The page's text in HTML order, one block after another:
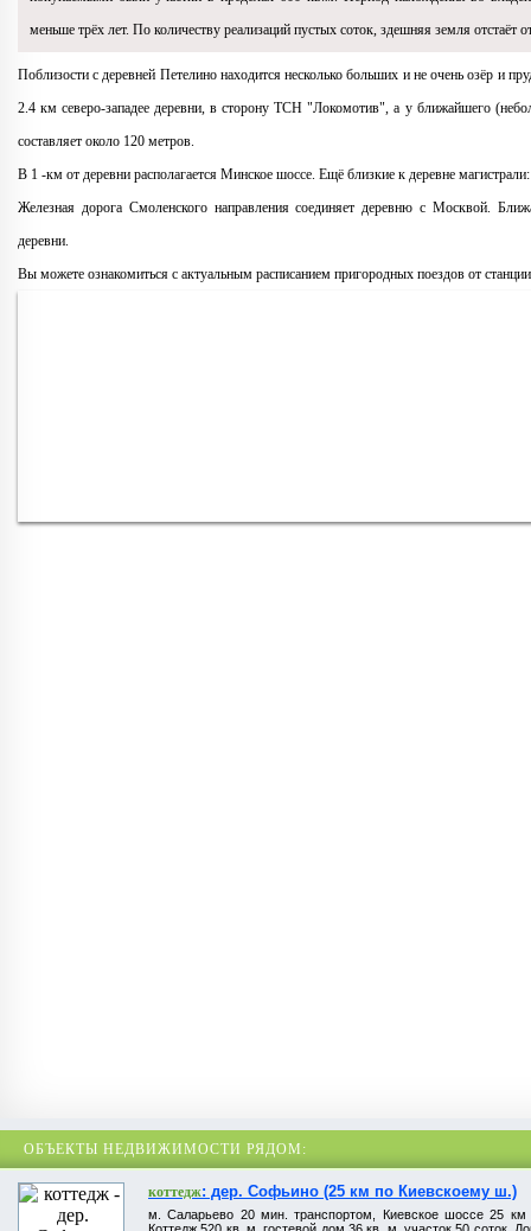
меньше трёх лет. По количеству реализаций пустых соток, здешняя земля отстаёт
Поблизости с деревней Петелино находится несколько больших и не очень озёр и
2.4 км северо-западее деревни, в сторону ТСН "Локомотив", a у ближайшего
составляет около 120 метров.
В 1 -км от деревни располагается Минское шоссе. Ещё близкие к деревне
Железная дорога Смоленского направления соединяет деревню с Москвой.
деревни.
Вы можете ознакомиться с актуальным расписанием пригородных поездов от
ОБЪЕКТЫ НЕДВИЖИМОСТИ РЯДОМ:
коттедж: дер. Софьино (25 км по Киевскоему ш.)
м. Саларьево 20 мин. транспортом, Киевское шоссе 25